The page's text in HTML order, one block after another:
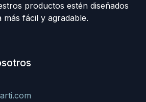
productos estén diseñados
más fácil y agradable.